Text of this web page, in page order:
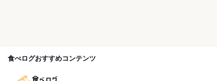
食べログおすすめコンテンツ